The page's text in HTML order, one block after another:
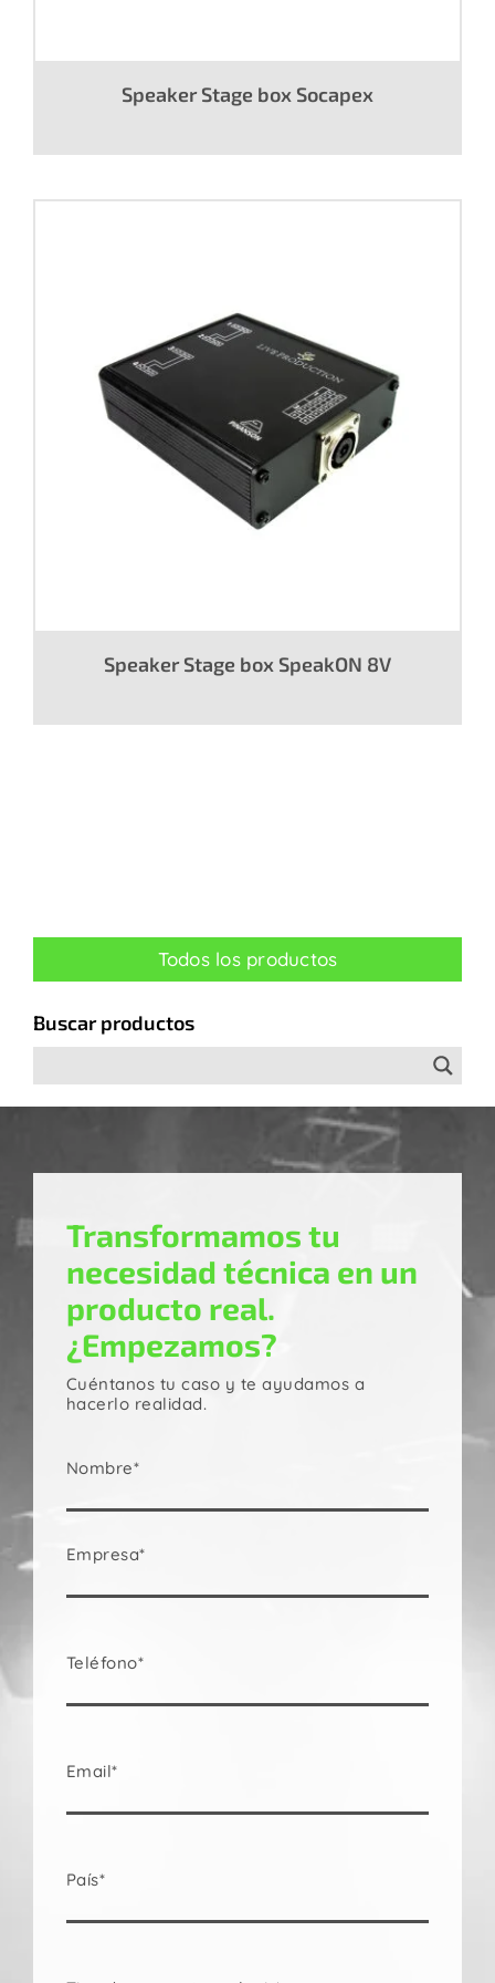
Speaker Stage box Socapex
Speaker Stage box SpeakON 8V
Todos los productos
Buscar productos
Transformamos tu
necesidad técnica en un
producto real.
¿Empezamos?
Cuéntanos tu caso y te ayudamos a
hacerlo realidad.
Nombre*
Empresa*
Teléfono*
Email*
País*